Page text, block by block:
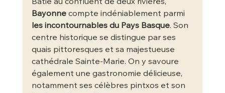
Bâtie au confluent de deux rivières,
Bayonne compte indéniablement parmi
les incontournables du Pays Basque. Son
centre historique se distingue par ses
quais pittoresques et sa majestueuse
cathédrale Sainte-Marie. On y savoure
également une gastronomie délicieuse,
notamment ses célèbres pintxos et son